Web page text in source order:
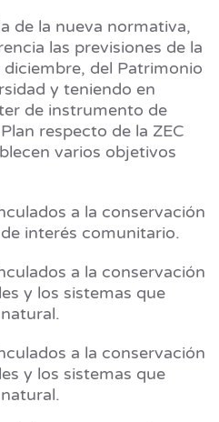
de la nueva normativa,
las previsiones de la
del Patrimonio
y teniendo en
de instrumento de
respecto de la ZEC
varios objetivos
a la conservación
interés comunitario.
a la conservación
y los sistemas que
a la conservación
y los sistemas que